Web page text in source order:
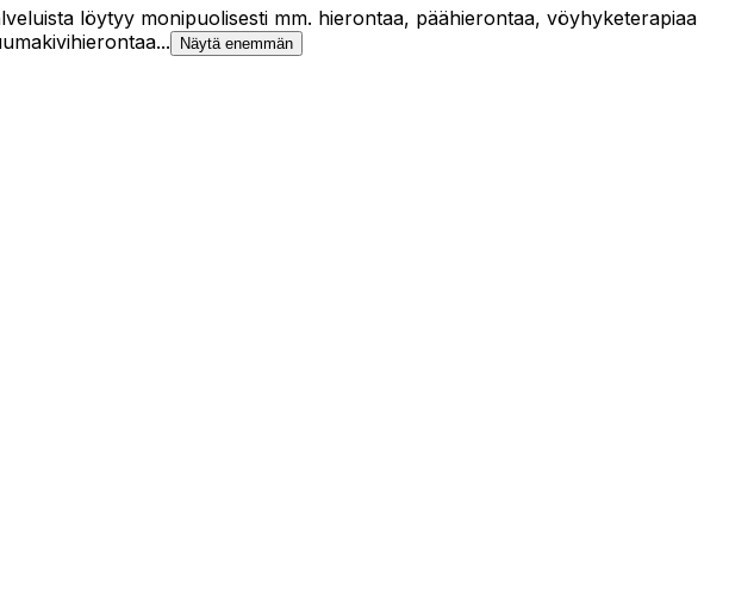
löytyy monipuolisesti mm. hierontaa, päähierontaa, vöyhyketerapiaa
Näytä enemmän